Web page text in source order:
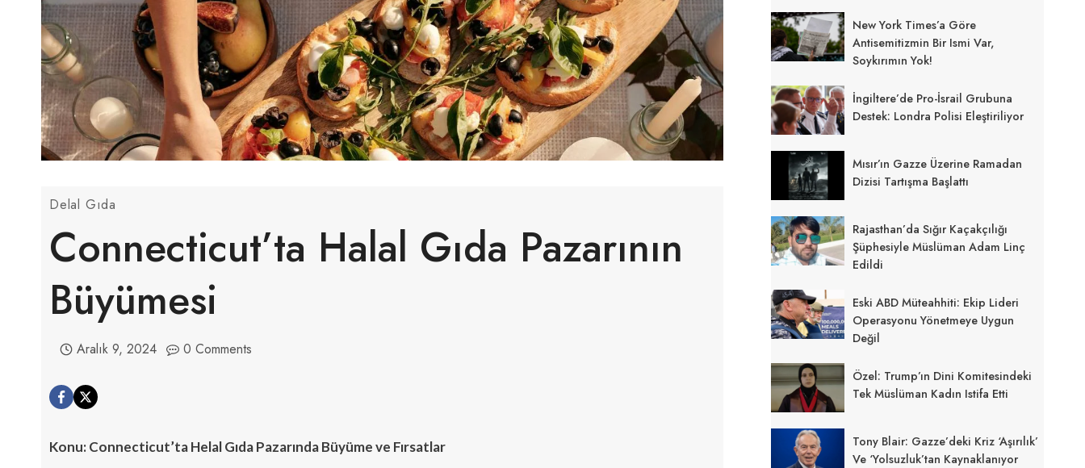
Delal Gıda
Connecticut’ta Halal Gıda Pazarının
Büyümesi
Aralık 9, 2024 0 Comments
Konu: Connecticut’ta Helal Gıda Pazarında Büyüme ve Fırsatlar
New York Times’a Göre
Antisemitizmin Bir Ismi Var,
Soykırımın Yok!
İngiltere’de Pro-İsrail Grubuna
Destek: Londra Polisi Eleştiriliyor
Mısır’ın Gazze Üzerine Ramadan
Dizisi Tartışma Başlattı
Rajasthan’da Sığır Kaçakçılığı
Şüphesiyle Müslüman Adam Linç
Edildi
Eski ABD Müteahhiti: Ekip Lideri
Operasyonu Yönetmeye Uygun
Değil
Özel: Trump’ın Dini Komitesindeki
Tek Müslüman Kadın Istifa Etti
Tony Blair: Gazze’deki Kriz ‘aşırılık’
Ve ‘yolsuzluk’tan Kaynaklanıyor